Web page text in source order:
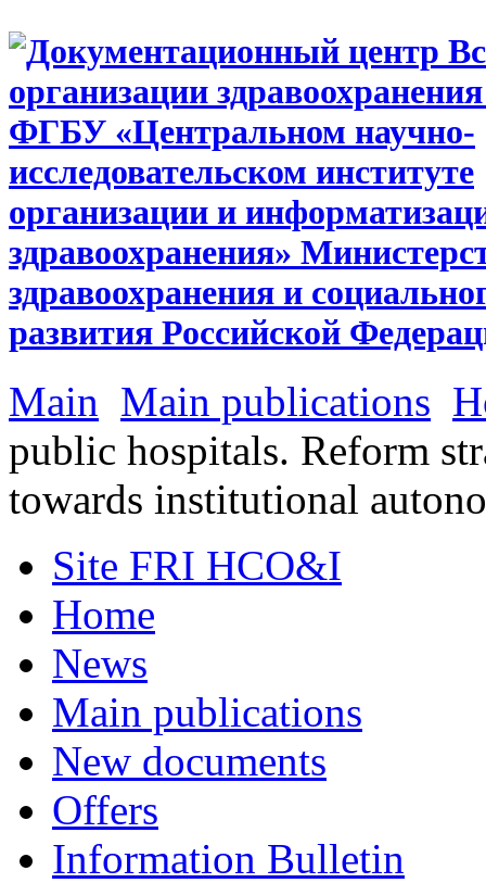
Main Main publications
public hospitals. Reform
towards institutional
Site FRI HCO&I
Home
News
Main publications
New documents
Offers
Information Bulletin